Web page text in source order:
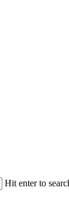
Hit enter to